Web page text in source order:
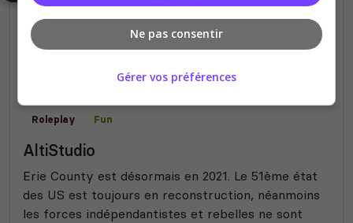
Roleplay Fun
AltiStudio
Erie County est désormais en 2021. Le 51ème état
des US est toujours en reconstruction, néanmoins
les forces indépendantistes et rebelles ne sont
Ne pas consentir
Gérer vos préférences